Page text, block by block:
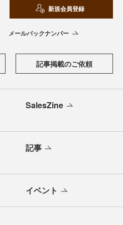
新規会員登録
メールバックナンバー
記事掲載のご依頼
SalesZine
記事
イベント